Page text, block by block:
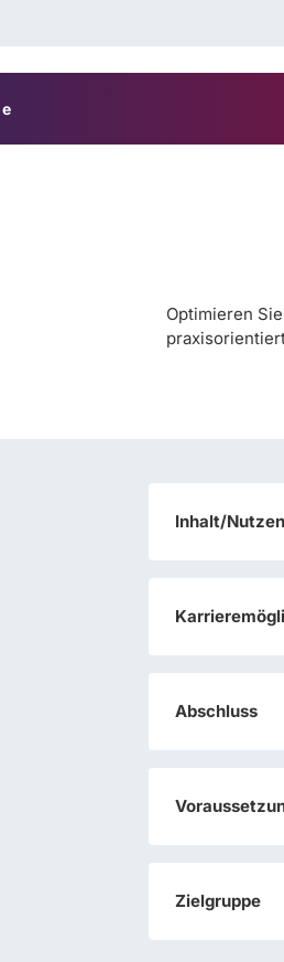
Optimieren
Inhalt/
Abschluss
Zielgruppe